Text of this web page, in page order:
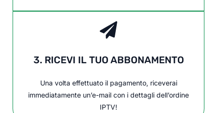
3. RICEVI IL TUO ABBONAMENTO
Una volta effettuato il pagamento, riceverai
immediatamente un’e-mail con i dettagli dell’ordine
IPTV!